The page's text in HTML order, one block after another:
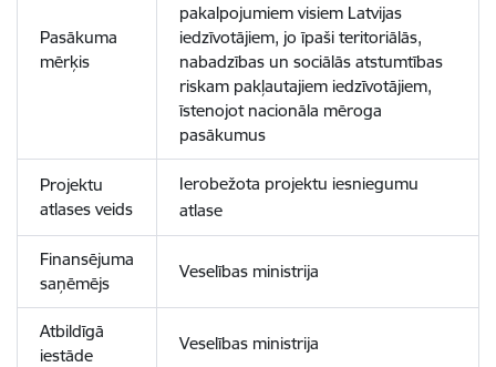
Pasākuma
mērķis
pakalpojumiem visiem Latvijas
iedzīvotājiem, jo īpaši teritoriālās,
nabadzības un sociālās atstumtības
riskam pakļautajiem iedzīvotājiem,
īstenojot nacionāla mēroga
pasākumus
Projektu
atlases veids
Ierobežota projektu iesniegumu
atlase
Finansējuma
saņēmējs
Veselības ministrija
Atbildīgā
iestāde
Veselības ministrija